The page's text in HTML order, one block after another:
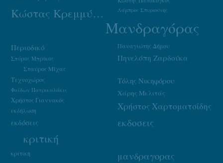
Κώστας Κρεμμύδας Λάμπρος Σπυριούνης
Μανδραγόρας
Παναγιώτης Δήμου
Περιοδικό
Πηνελόπη Ζαρδούκα
Σπύρος Μπρίκος
Σταύρος Μίχας
Τεχνοχώρος
Τόλης Νικηφόρου
Φαίδων Πατρικαλάκις Χάρης Μελιτάς
Χρήστος Γιαννακός
Χρήστος Χαρτοματσίδης
εκδήλωση
εκδοσεις
εκδόσεις
κριτική
κριτικη μανδραγορας